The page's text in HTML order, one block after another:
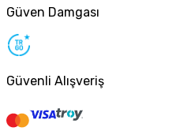
Güven Damgası
Güvenli Alışveriş